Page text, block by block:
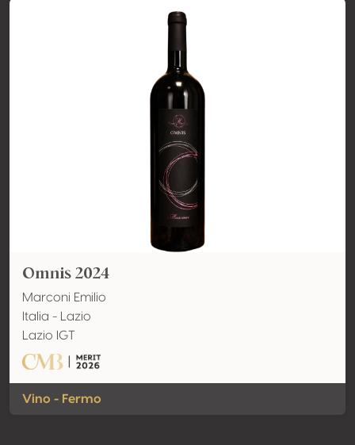
Omnis 2024
Marconi Emilio
Italia - Lazio
Lazio IGT
Vino - Fermo